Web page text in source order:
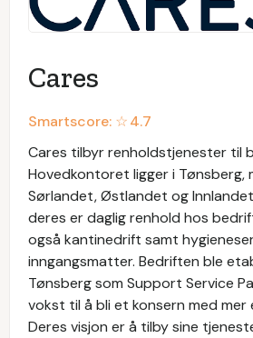
Cares
Smartscore: ☆4.7
Cares tilbyr renholdstjenester til
Hovedkontoret ligger i Tønsberg,
Sørlandet, Østlandet og
deres er daglig renhold hos
også kantinedrift samt
inngangsmatter. Bedriften ble
Tønsberg som Support Service
vokst til å bli et konsern med
Deres visjon er å tilby sine